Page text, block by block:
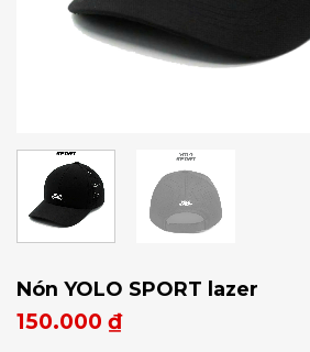
Nón YOLO SPORT lazer
150.000 ₫